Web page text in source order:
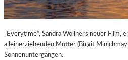
„Everytime“, Sandra Wollners neuer Film,
alleinerziehenden Mutter (Birgit
Sonnenuntergängen.